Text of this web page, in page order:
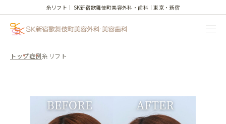
糸リフト｜ SK新宿歌舞伎町美容外科・歯科｜東京・新宿
トップ症例糸リフト